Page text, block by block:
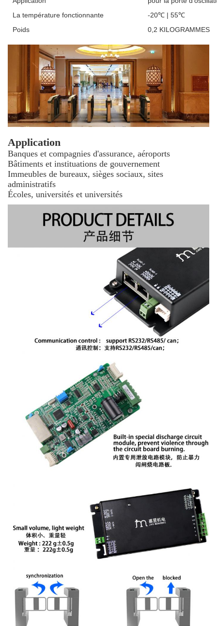
La température fonctionnante
-20℃ | 55℃
Poids
0,2 KILOGRAMMES
Application
Banques et compagnies d'assurance, aéroports
Bâtiments et instituations de gouvernement
Immeubles de bureaux, sièges sociaux, sites
administratifs
Écoles, universités et universités